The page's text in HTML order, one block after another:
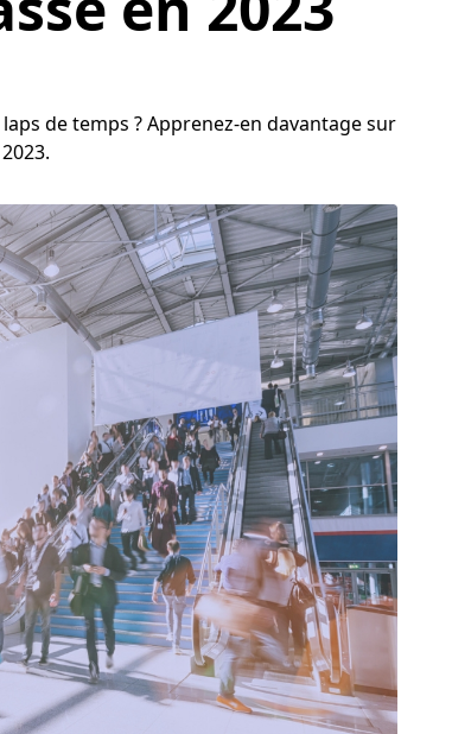
de temps ? Apprenez-en davantage sur